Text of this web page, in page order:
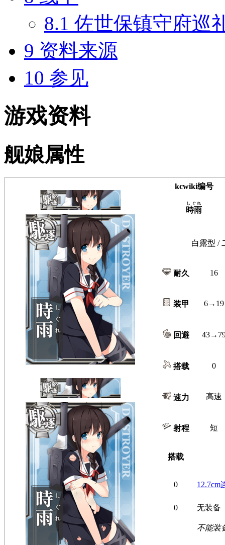
8.1 佐世保镇守府巡
9 资料来源
10 参见
游戏资料
舰娘属性
kcwiki编号
時雨
しぐれ
白露型 /
耐久 16
装甲 6→19
回避
搭载 0
速力 高速
射程 短
搭载
0 12.7cm
0 无装备
不能装